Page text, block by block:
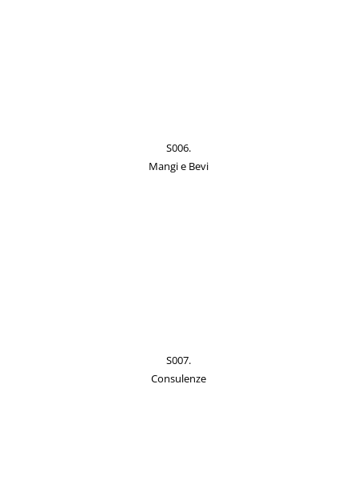
S006.
Mangi e Bevi
S007.
Consulenze